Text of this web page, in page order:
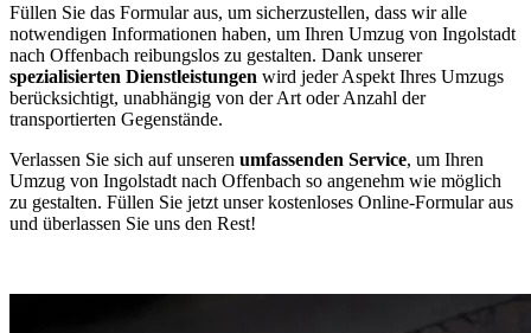
Füllen Sie das Formular aus, um sicherzustellen, dass wir alle
notwendigen Informationen haben, um Ihren Umzug von Ingolstadt
nach Offenbach reibungslos zu gestalten. Dank unserer
spezialisierten Dienstleistungen wird jeder Aspekt Ihres Umzugs
berücksichtigt, unabhängig von der Art oder Anzahl der
transportierten Gegenstände.
Verlassen Sie sich auf unseren umfassenden Service, um Ihren
Umzug von Ingolstadt nach Offenbach so angenehm wie möglich
zu gestalten. Füllen Sie jetzt unser kostenloses Online-Formular aus
und überlassen Sie uns den Rest!